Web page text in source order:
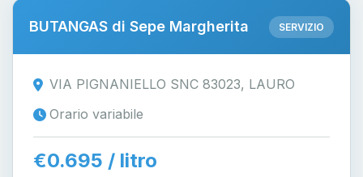
BUTANGAS di Sepe Margherita SERVIZIO
VIA PIGNANIELLO SNC 83023, LAURO
Orario variabile
€0.695 / litro